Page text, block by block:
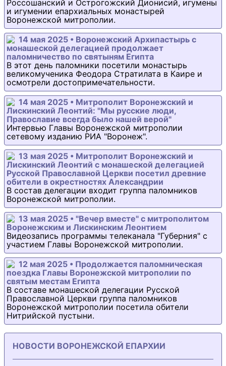
Россошанский и Острогожский Дионисий, игумены
и игумении епархиальных монастырей
Воронежской митрополии.
14 мая 2025 • Воронежский Архипастырь с
монашеской делегацией продолжает
паломничество по святыням Египта
В этот день паломники посетили монастырь
великомученика Феодора Стратилата в Каире и
осмотрели достопримечательности.
14 мая 2025 • Митрополит Воронежский и
Лискинский Леонтий: "Мы русские люди,
Православие всегда было нашей верой"
Интервью Главы Воронежской митрополии
сетевому изданию РИА "Воронеж".
13 мая 2025 • Митрополит Воронежский и
Лискинский Леонтий с монашеской делегацией
Русской Православной Церкви посетил древние
обители в окрестностях Александрии
В состав делегации входит группа паломников
Воронежской митрополии.
13 мая 2025 • "Вечер вместе" с митрополитом
Воронежским и Лискинским Леонтием
Видеозапись программы телеканала "Губерния" с
участием Главы Воронежской митрополии.
12 мая 2025 • Продолжается паломническая
поездка Главы Воронежской митрополии по
святым местам Египта
В составе монашеской делегации Русской
Православной Церкви группа паломников
Воронежской митрополии посетила обители
Нитрийской пустыни.
НОВОСТИ ВОРОНЕЖСКОЙ ЕПАРХИИ